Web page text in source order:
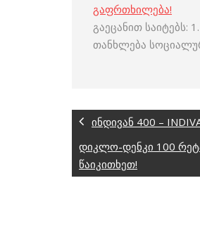
გაფრთხილება!
გაეცანით საიტებს: 1.
თანხლება
ინდივან 400 –
დიკლო-დენკი 100
წაიკითხეთ!